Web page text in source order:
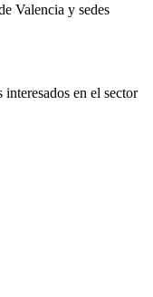
Valencia y sedes
en el sector